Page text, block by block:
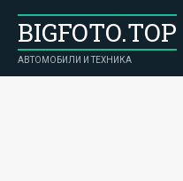
BIGFOTO.TOP
АВТОМОБИЛИ И ТЕХНИКА